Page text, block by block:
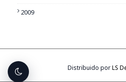
2009
Distribuido porLS